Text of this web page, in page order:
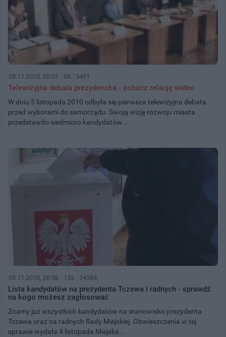
08.11.2010, 00:01 88 5491
Telewizyjna debata prezydencka - zobacz relację wideo
W dniu 5 listopada 2010 odbyła się pierwsza telewizyjna debata
przed wyborami do samorządu. Swoją wizję rozwoju miasta
przedstawiło siedmioro kandydatów...
05.11.2010, 20:56 133 14384
Lista kandydatów na prezydenta Tczewa i radnych - sprawdź
na kogo możesz zagłosować
Znamy już wszystkich kandydatów na stanowisko prezydenta
Tczewa oraz na radnych Rady Miejskiej. Obwieszczenia w tej
sprawie wydała 4 listopada Miejska...